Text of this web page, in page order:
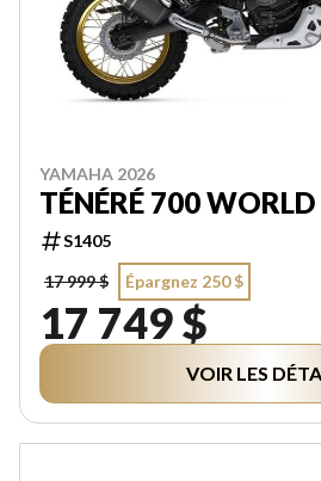
YAMAHA 2026
TÉNÉRÉ 700
S1405
17 999 $
Épargnez 250 $
17 749 $
VOIR LES